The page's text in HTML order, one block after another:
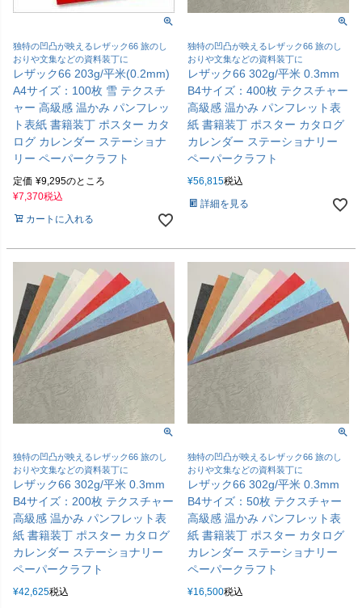
独特の凹凸が映えるレザック66 旅のし
おりや文集などの資料装丁に
レザック66 203g/平米(0.2mm)
A4サイズ：100枚 雪 テクスチ
ャー 高級感 温かみ パンフレッ
ト表紙 書籍装丁 ポスター カタ
ログ カレンダー ステーショナ
リー ペーパークラフト
定価 ¥9,295のところ
¥7,370税込
カートに入れる
独特の凹凸が映えるレザック66 旅のし
おりや文集などの資料装丁に
レザック66 302g/平米 0.3mm
B4サイズ：400枚 テクスチャー
高級感 温かみ パンフレット表
紙 書籍装丁 ポスター カタログ
カレンダー ステーショナリー
ペーパークラフト
¥56,815税込
詳細を見る
独特の凹凸が映えるレザック66 旅のし
おりや文集などの資料装丁に
レザック66 302g/平米 0.3mm
B4サイズ：200枚 テクスチャー
高級感 温かみ パンフレット表
紙 書籍装丁 ポスター カタログ
カレンダー ステーショナリー
ペーパークラフト
¥42,625税込
独特の凹凸が映えるレザック66 旅のし
おりや文集などの資料装丁に
レザック66 302g/平米 0.3mm
B4サイズ：50枚 テクスチャー
高級感 温かみ パンフレット表
紙 書籍装丁 ポスター カタログ
カレンダー ステーショナリー
ペーパークラフト
¥16,500税込